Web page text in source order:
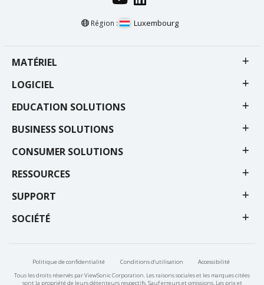
Région : Luxembourg
MATÉRIEL
LOGICIEL
EDUCATION SOLUTIONS
BUSINESS SOLUTIONS
CONSUMER SOLUTIONS
RESSOURCES
SUPPORT
SOCIÉTÉ
Politique de confidentialité Conditions d'utilisation
Accessibilité
Tous les droits réservés par ViewSonic Corporation. Les raisons sociales et les marques citées
sont la propriété de leurs détenteurs respectifs. Sauf erreurs et omissions. Les prix et